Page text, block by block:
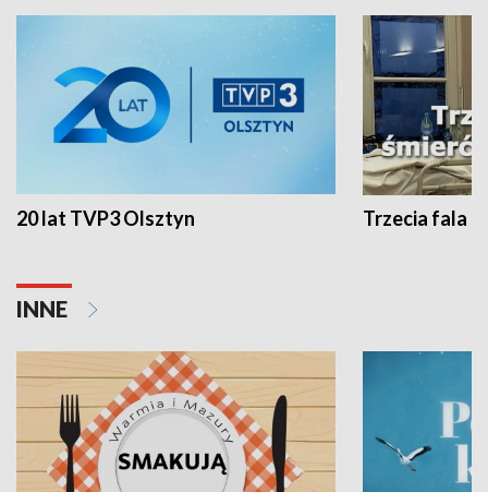
20 lat TVP3 Olsztyn Trzecia fala -
INNE